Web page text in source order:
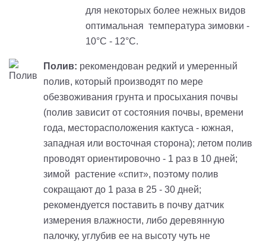
для некоторых более нежных видов
оптимальная температура зимовки -
10°C - 12°C.
Полив: рекомендован редкий и умеренный
полив, который производят по мере
обезвоживания грунта и просыхания почвы
(полив зависит от состояния почвы, времени
года, месторасположения кактуса - южная,
западная или восточная сторона); летом полив
проводят ориентировочно - 1 раз в 10 дней;
зимой растение «спит», поэтому полив
сокращают до 1 раза в 25 - 30 дней;
рекомендуется поставить в почву датчик
измерения влажности, либо деревянную
палочку, углубив ее на высоту чуть не